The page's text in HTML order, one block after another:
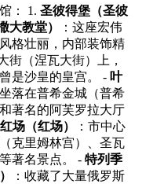
： 1. 圣彼得堡（圣彼
大教堂）
：这座宏伟
格壮丽，内部装饰精
街（涅瓦大街）上，
是沙皇的皇宫。 - 叶
坐落在普希金城（普希
著名的阿芙罗拉大厅
红场（红场）
：市中心
克里姆林宫）、圣瓦
著名景点。 - 特列季
：收藏了大量俄罗斯